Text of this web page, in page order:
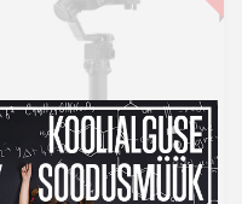
DJI RS 5